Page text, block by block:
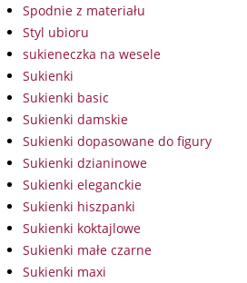
Spodnie z materiału
Styl ubioru
sukieneczka na wesele
Sukienki
Sukienki basic
Sukienki damskie
Sukienki dopasowane do figury
Sukienki dzianinowe
Sukienki eleganckie
Sukienki hiszpanki
Sukienki koktajlowe
Sukienki małe czarne
Sukienki maxi